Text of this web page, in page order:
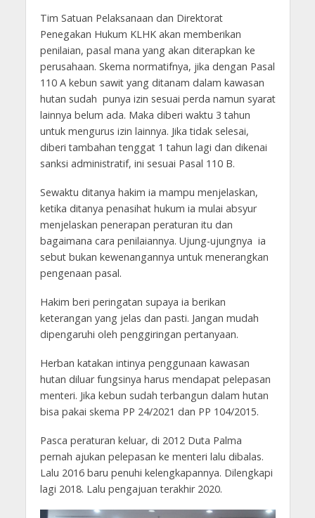
Tim Satuan Pelaksanaan dan Direktorat
Penegakan Hukum KLHK akan memberikan
penilaian, pasal mana yang akan diterapkan ke
perusahaan. Skema normatifnya, jika dengan Pasal
110 A kebun sawit yang ditanam dalam kawasan
hutan sudah punya izin sesuai perda namun syarat
lainnya belum ada. Maka diberi waktu 3 tahun
untuk mengurus izin lainnya. Jika tidak selesai,
diberi tambahan tenggat 1 tahun lagi dan dikenai
sanksi administratif, ini sesuai Pasal 110 B.
Sewaktu ditanya hakim ia mampu menjelaskan,
ketika ditanya penasihat hukum ia mulai absyur
menjelaskan penerapan peraturan itu dan
bagaimana cara penilaiannya. Ujung-ujungnya ia
sebut bukan kewenangannya untuk menerangkan
pengenaan pasal.
Hakim beri peringatan supaya ia berikan
keterangan yang jelas dan pasti. Jangan mudah
dipengaruhi oleh penggiringan pertanyaan.
Herban katakan intinya penggunaan kawasan
hutan diluar fungsinya harus mendapat pelepasan
menteri. Jika kebun sudah terbangun dalam hutan
bisa pakai skema PP 24/2021 dan PP 104/2015.
Pasca peraturan keluar, di 2012 Duta Palma
pernah ajukan pelepasan ke menteri lalu dibalas.
Lalu 2016 baru penuhi kelengkapannya. Dilengkapi
lagi 2018. Lalu pengajuan terakhir 2020.